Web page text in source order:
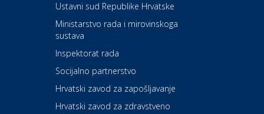
Kultura i edukacija
Kazalište ZKM
Auto-moto i tehnika
Ustavni sud Republike Hrvatske
Ministarstvo rada i mirovinskoga
sustava
Inspektorat rada
Socijalno partnerstvo
Hrvatski zavod za zapošljavanje
Hrvatski zavod za zdravstveno